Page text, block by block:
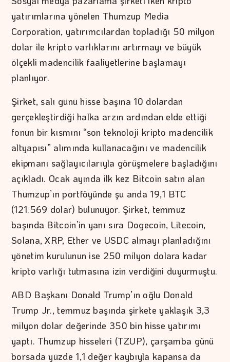
yatırımlarına yönelen Thumzup Media
Corporation, yatırımcılardan topladığı 50 milyon
dolar ile kripto varlıklarını artırmayı ve büyük
ölçekli madencilik faaliyetlerine başlamayı
planlıyor.
Şirket, salı günü hisse başına 10 dolardan
gerçekleştirdiği halka arzın ardından elde ettiği
fonun bir kısmını “son teknoloji kripto madencilik
altyapısı” alımında kullanacağını ve madencilik
ekipmanı sağlayıcılarıyla görüşmelere başladığını
açıkladı. Ocak ayında ilk kez Bitcoin satın alan
Thumzup’ın portföyünde şu anda 19,1 BTC
(121.569 dolar) bulunuyor. Şirket, temmuz
başında Bitcoin’in yanı sıra Dogecoin, Litecoin,
Solana, XRP, Ether ve USDC almayı planladığını
yönetim kurulunun ise 250 milyon dolara kadar
kripto varlığı tutmasına izin verdiğini duyurmuştu.
ABD Başkanı Donald Trump’ın oğlu Donald
Trump Jr., temmuz başında şirkete yaklaşık 3,3
milyon dolar değerinde 350 bin hisse yatırımı
yaptı. Thumzup hisseleri (TZUP), çarşamba günü
borsada yüzde 1,1 değer kaybıyla kapansa da